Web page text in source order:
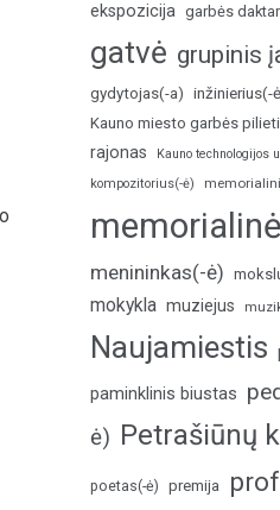
ekspozicija garbės
gatvė grupinis
gydytojas(-a) inžinierius(-
Kauno miesto garbės
rajonas
Kauno technologijos
kompozitorius(-ė)
menininkas(-ė)
mokykla muziejus
Naujamiestis
paminklinis biustas
ė) Petrašiūnų
poetas(-ė) premija